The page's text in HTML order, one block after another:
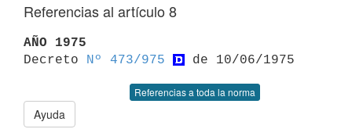
Referencias al artículo 8
AÑO 1975
Decreto
Nº 473/975
Referencias a toda la norma
Ayuda